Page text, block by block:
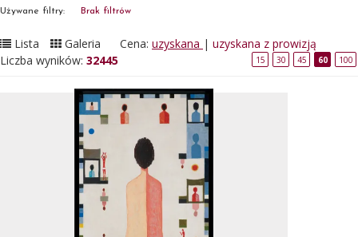
Używane filtry: Brak filtrów
Lista Galeria Cena: uzyskana | uzyskana z prowizją
Liczba wyników: 32445 15 30 45 60 100